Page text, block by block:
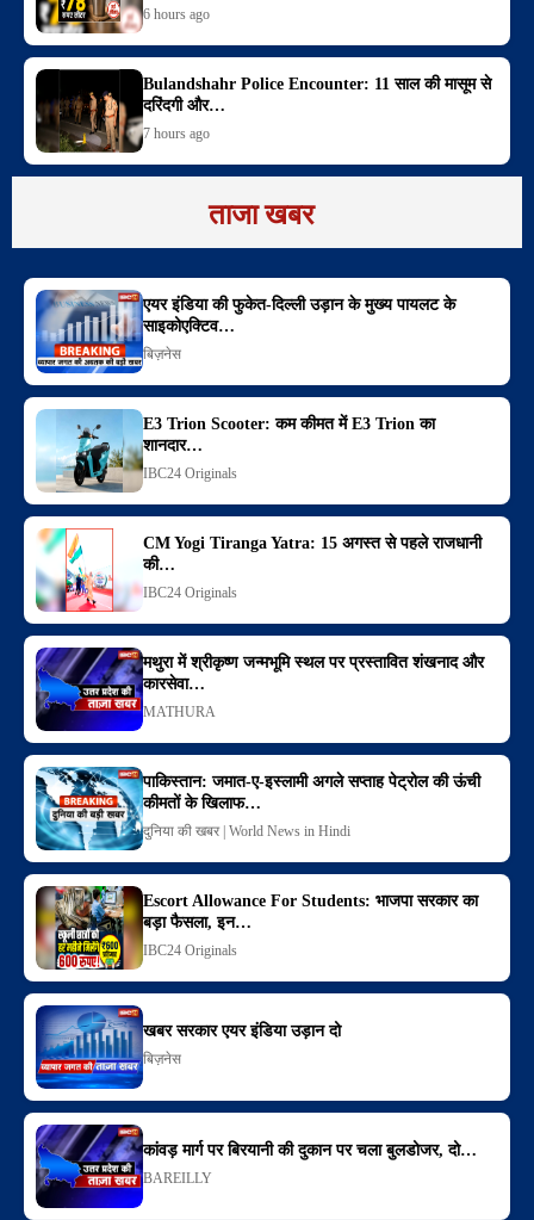
6 hours ago
Bulandshahr Police Encounter: 11 साल की मासूम से
दरिंदगी और…
7 hours ago
ताजा खबर
एयर इंडिया की फुकेत-दिल्ली उड़ान के मुख्य पायलट के
साइकोएक्टिव…
बिज़नेस
E3 Trion Scooter: कम कीमत में E3 Trion का
शानदार…
IBC24 Originals
CM Yogi Tiranga Yatra: 15 अगस्त से पहले राजधानी
की…
IBC24 Originals
मथुरा में श्रीकृष्ण जन्मभूमि स्थल पर प्रस्तावित शंखनाद और
कारसेवा…
MATHURA
पाकिस्तान: जमात-ए-इस्लामी अगले सप्ताह पेट्रोल की ऊंची
कीमतों के खिलाफ…
दुनिया की खबर | World News in Hindi
Escort Allowance For Students: भाजपा सरकार का
बड़ा फैसला, इन…
IBC24 Originals
खबर सरकार एयर इंडिया उड़ान दो
बिज़नेस
कांवड़ मार्ग पर बिरयानी की दुकान पर चला बुलडोजर, दो…
BAREILLY